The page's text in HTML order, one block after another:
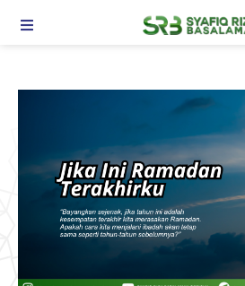
TOGGLE NAVIGATION